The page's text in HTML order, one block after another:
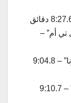
تي أم” –
06- مشعل الغنيم (السعودية) – “هاسكفارنا” – 9:04.8
07- أحمد الجابر (السعودية) – “كاي تي أم” – 9:10.7